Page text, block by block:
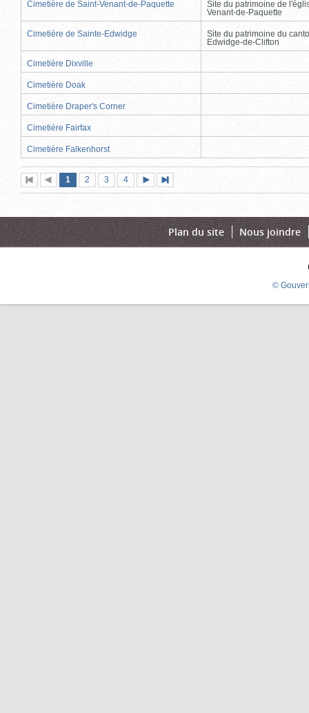
Cimetière de Saint-Venant-de-Paquette
Site du patrimoine de
Venant-de-Paquette
Cimetière de Sainte-Edwidge
Site du patrimoine du
Edwidge-de-Clifton
Cimetière Dixville
Cimetière Doak
Cimetière Draper's Corner
Cimetière Fairfax
Cimetière Falkenhorst
Première
page
Page
précédente
Page
1 (page
actuelle)
Page
2 Page
3 Page
4
suivante
page
Plan du site Nous joindre
©